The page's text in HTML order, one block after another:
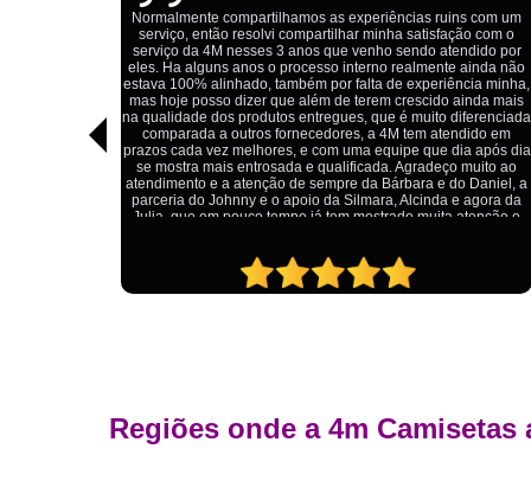
Estou extremamente satisfeito com o serviço da 4M Camisetas!
Eles forneceram uniformes para a minha pizzaria, e a
qualidade das camisetas é excelente. O tecido é confortável, a
impressão está impecável, e o preço foi justo, especialmente
considerando a alta qualidade do produto. Além disso, o
atendimento foi ágil e atencioso, desde o primeiro contato até a
entrega dos uniformes. Com certeza, recomendo a 4M
Camisetas para quem procura uniformes de qualidade e um
ótimo custo-benefício.
Regiões onde a 4m Camisetas